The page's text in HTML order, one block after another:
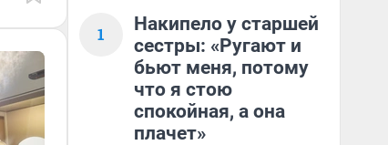
1
Накипело у старшей
сестры: «Ругают и
бьют меня, потому
что я стою
спокойная, а она
плачет»